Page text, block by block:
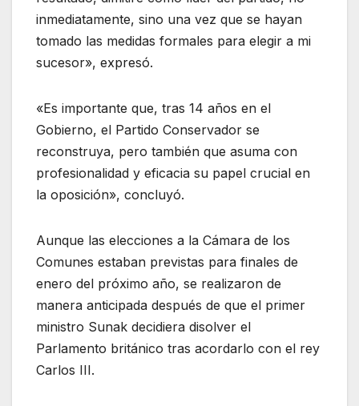
inmediatamente, sino una vez que se hayan
tomado las medidas formales para elegir a mi
sucesor», expresó.
«Es importante que, tras 14 años en el
Gobierno, el Partido Conservador se
reconstruya, pero también que asuma con
profesionalidad y eficacia su papel crucial en
la oposición», concluyó.
Aunque las elecciones a la Cámara de los
Comunes estaban previstas para finales de
enero del próximo año, se realizaron de
manera anticipada después de que el primer
ministro Sunak decidiera disolver el
Parlamento británico tras acordarlo con el rey
Carlos III.